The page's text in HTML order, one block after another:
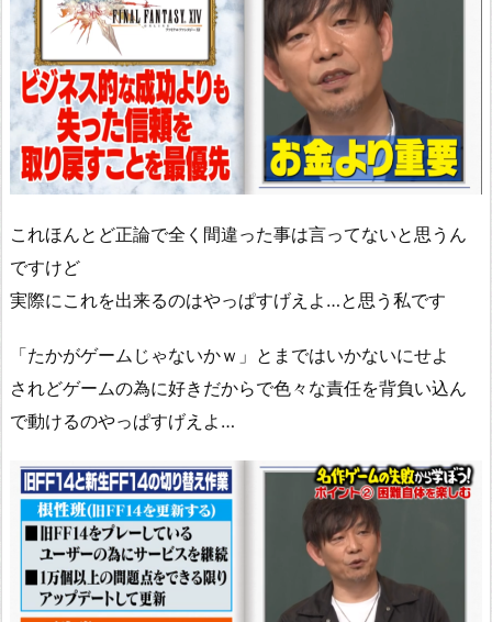
これほんとど正論で全く間違った事は言ってないと思うん
ですけど
実際にこれを出来るのはやっぱすげえよ…と思う私です
「たかがゲームじゃないかｗ」とまではいかないにせよ
されどゲームの為に好きだからで色々な責任を背負い込ん
で動けるのやっぱすげえよ…